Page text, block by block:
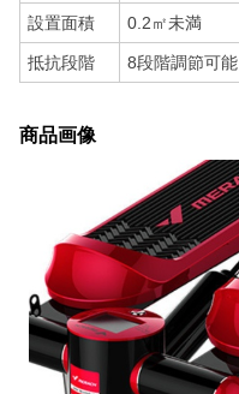
設置面積 0.2㎡未満
抵抗段階 8段階調節可能
商品画像